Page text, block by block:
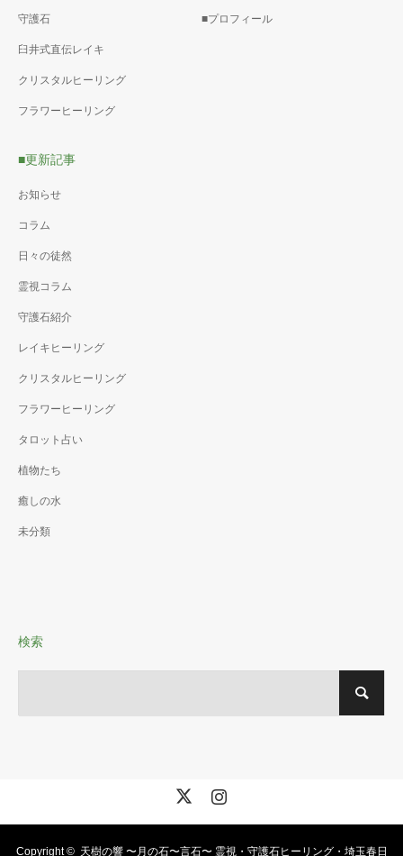
守護石
臼井式直伝レイキ
クリスタルヒーリング
フラワーヒーリング
■プロフィール
■更新記事
お知らせ
コラム
日々の徒然
霊視コラム
守護石紹介
レイキヒーリング
クリスタルヒーリング
フラワーヒーリング
タロット占い
植物たち
癒しの水
未分類
検索
Copyright © 天樹の響 〜月の石〜言石〜 霊視・守護石ヒーリング・埼玉春日